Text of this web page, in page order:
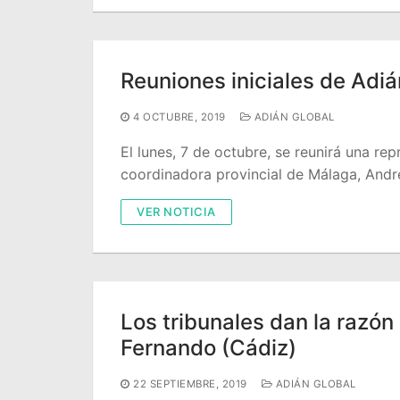
Reuniones iniciales de
4 OCTUBRE, 2019 ADIÁN GLOBAL
El lunes, 7 de octubre, se reunirá una
coordinadora provincial de Málaga,
VER NOTICIA
Los tribunales dan la
Fernando (Cádiz)
22 SEPTIEMBRE, 2019 ADIÁN GLOBAL